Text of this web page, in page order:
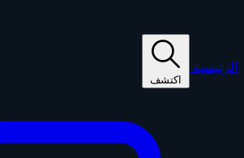
الرئيسية
اكتشف